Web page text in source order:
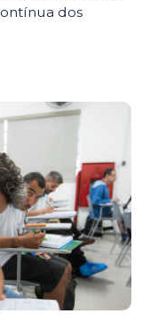
dos